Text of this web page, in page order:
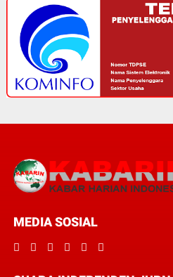
MEDIA SOSIAL